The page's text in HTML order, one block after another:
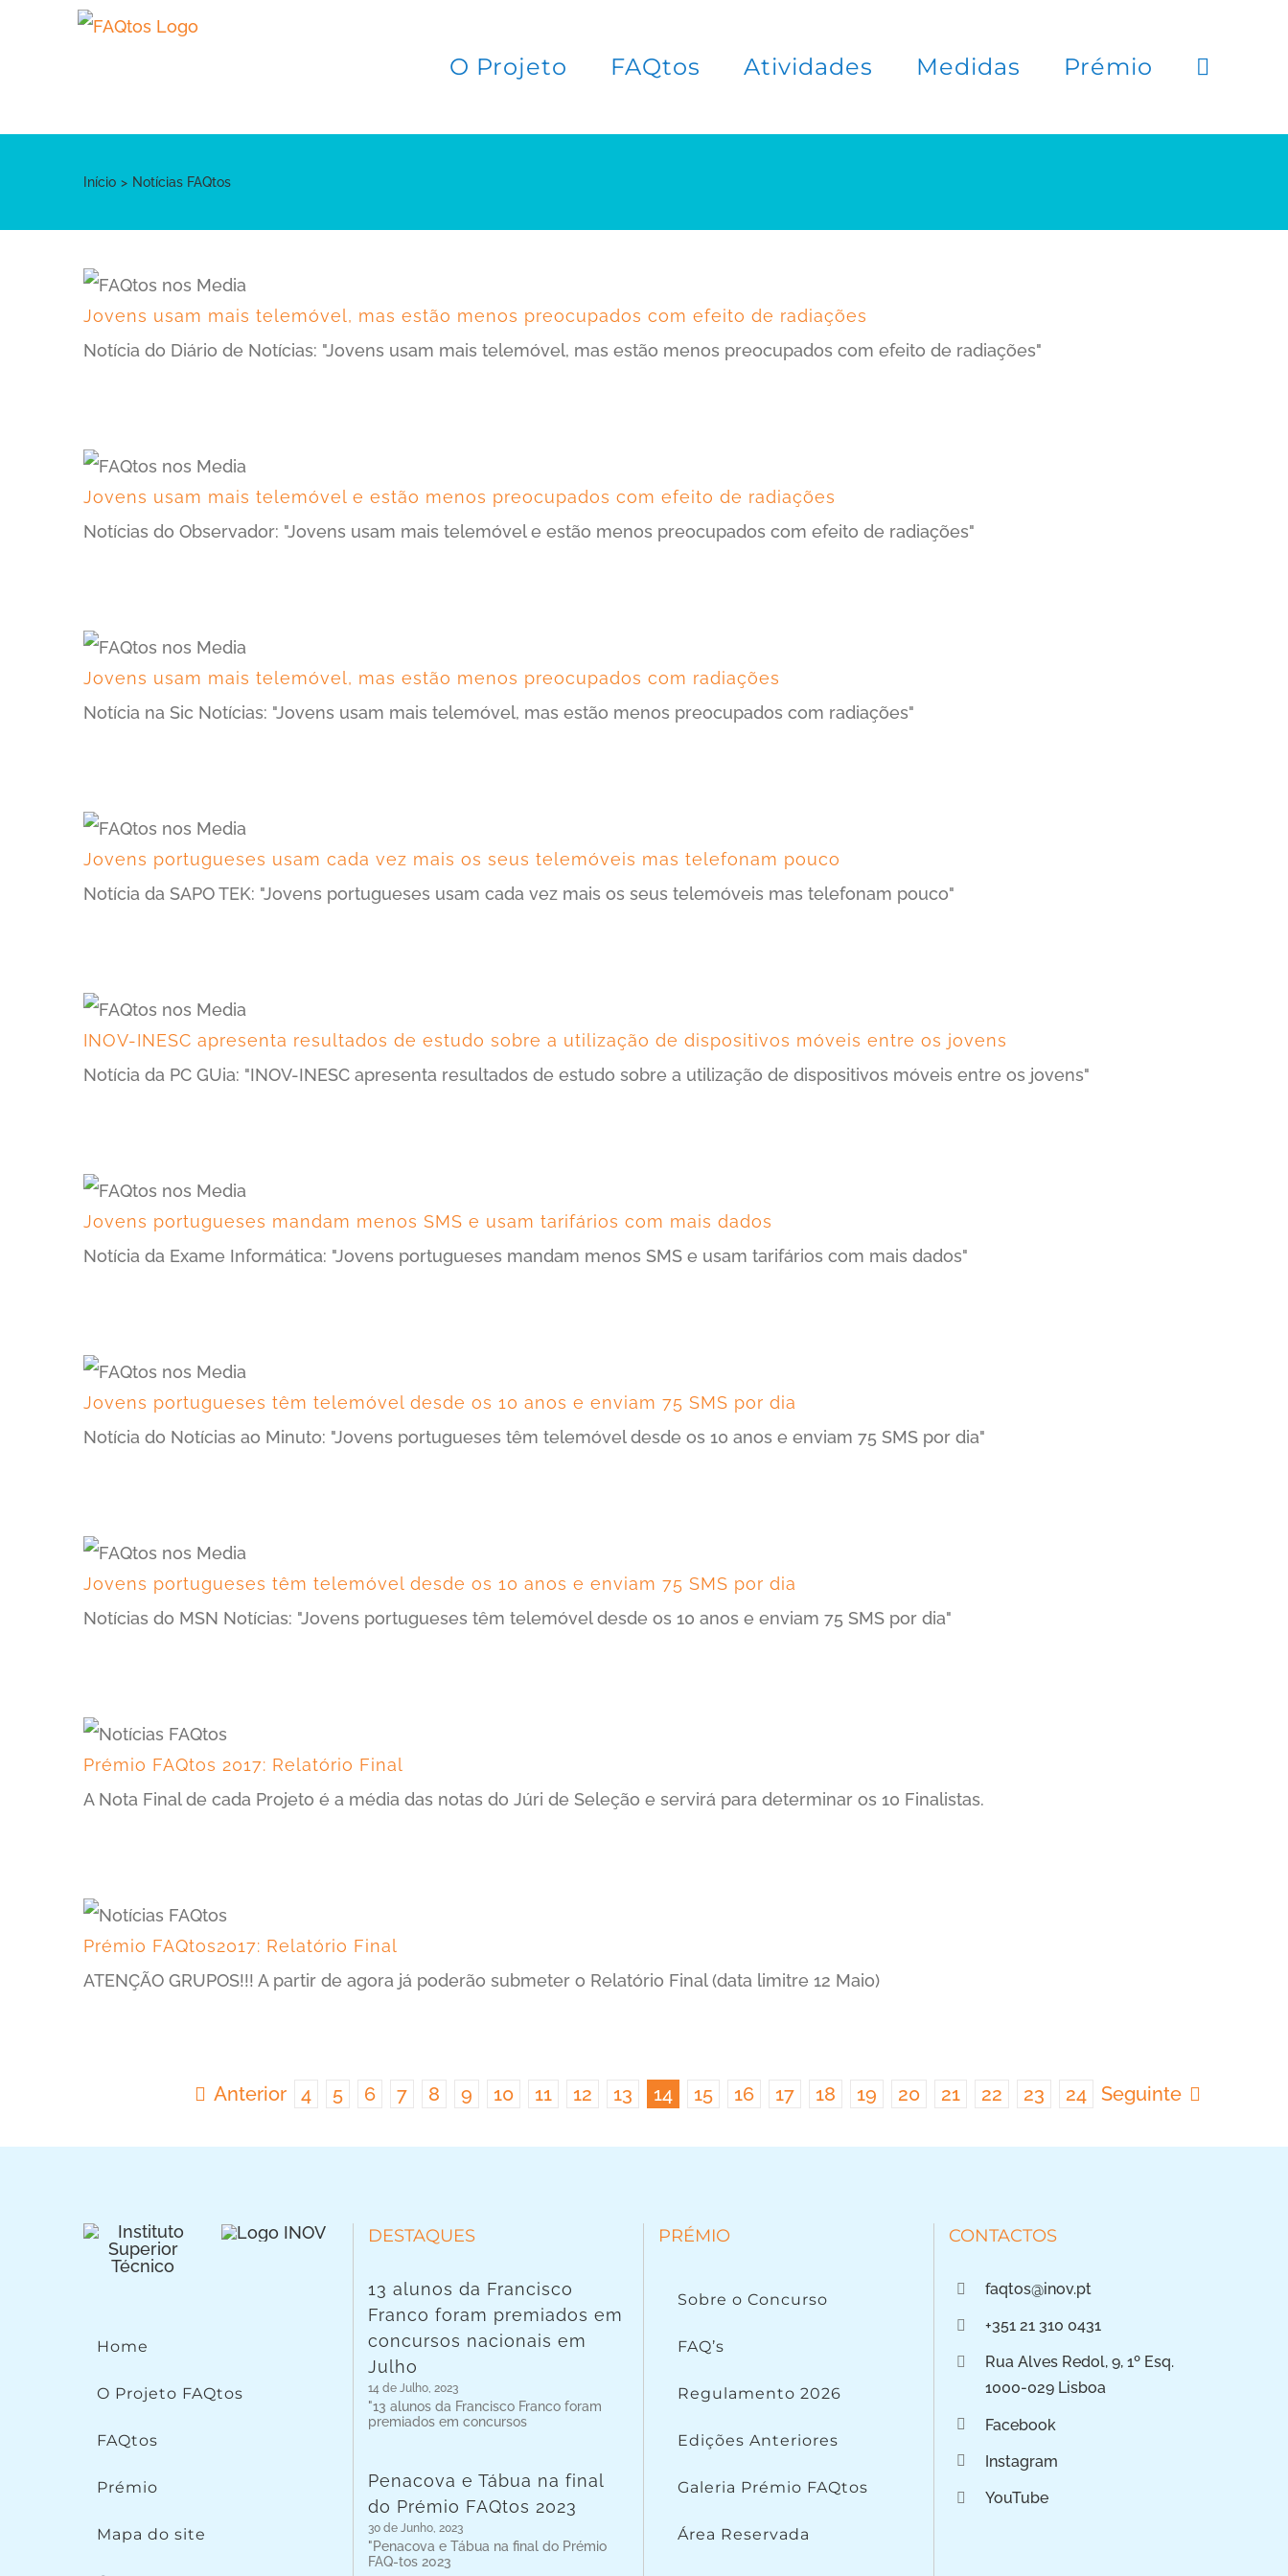
O Projeto FAQtos Atividades Medidas Prémio
Início Notícias FAQtos
Jovens usam mais telemóvel, mas estão menos preocupados com efeito de radiações
Notícia do Diário de Notícias: "Jovens usam mais telemóvel, mas estão menos preocupados com efeito de radiações"
Jovens usam mais telemóvel e estão menos preocupados com efeito de radiações
Notícias do Observador: "Jovens usam mais telemóvel e estão menos preocupados com efeito de radiações"
Jovens usam mais telemóvel, mas estão menos preocupados com radiações
Notícia na Sic Notícias: "Jovens usam mais telemóvel, mas estão menos preocupados com radiações"
Jovens portugueses usam cada vez mais os seus telemóveis mas telefonam pouco
Notícia da SAPO TEK: "Jovens portugueses usam cada vez mais os seus telemóveis mas telefonam pouco"
INOV-INESC apresenta resultados de estudo sobre a utilização de dispositivos móveis entre os jovens
Notícia da PC GUia: "INOV-INESC apresenta resultados de estudo sobre a utilização de dispositivos móveis entre os jovens"
Jovens portugueses mandam menos SMS e usam tarifários com mais dados
Notícia da Exame Informática: "Jovens portugueses mandam menos SMS e usam tarifários com mais dados"
Jovens portugueses têm telemóvel desde os 10 anos e enviam 75 SMS por dia
Notícia do Notícias ao Minuto: "Jovens portugueses têm telemóvel desde os 10 anos e enviam 75 SMS por dia"
Jovens portugueses têm telemóvel desde os 10 anos e enviam 75 SMS por dia
Notícias do MSN Notícias: "Jovens portugueses têm telemóvel desde os 10 anos e enviam 75 SMS por dia"
Prémio FAQtos 2017: Relatório Final
A Nota Final de cada Projeto é a média das notas do Júri de Seleção e servirá para determinar os 10 Finalistas.
Prémio FAQtos2017: Relatório Final
ATENÇÃO GRUPOS!!! A partir de agora já poderão submeter o Relatório Final (data limitre 12 Maio)
Anterior 4 5 6 7 8 9 10 11 12 13 14 15 16 17 18 19 20 21 22 23 24 Seguinte
Home
O Projeto FAQtos
FAQtos
Prémio
Mapa do site
DESTAQUES
13 alunos da Francisco
Franco foram premiados em
concursos nacionais em
Julho
14 de Julho, 2023
"13 alunos da Francisco Franco foram
premiados em concursos
Penacova e Tábua na final
do Prémio FAQtos 2023
30 de Junho, 2023
"Penacova e Tábua na final do Prémio
FAQ-tos 2023
PRÉMIO
Sobre o Concurso
FAQ’s
Regulamento 2026
Edições Anteriores
Galeria Prémio FAQtos
Área Reservada
CONTACTOS
faqtos@inov.pt
+351 21 310 0431
Rua Alves Redol, 9, 1º Esq.
1000-029 Lisboa
Facebook
Instagram
YouTube